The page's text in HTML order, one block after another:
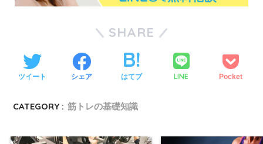
SHARE
ツイート シェア はてブ LINE Pocket
CATEGORY : 筋トレの基礎知識